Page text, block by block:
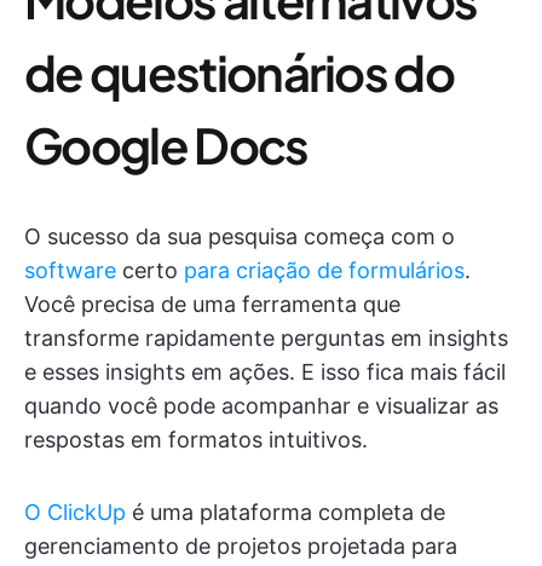
de questionários do
Google Docs
O sucesso da sua pesquisa começa com o
software certo para criação de formulários.
Você precisa de uma ferramenta que
transforme rapidamente perguntas em insights
e esses insights em ações. E isso fica mais fácil
quando você pode acompanhar e visualizar as
respostas em formatos intuitivos.
O ClickUp é uma plataforma completa de
gerenciamento de projetos projetada para